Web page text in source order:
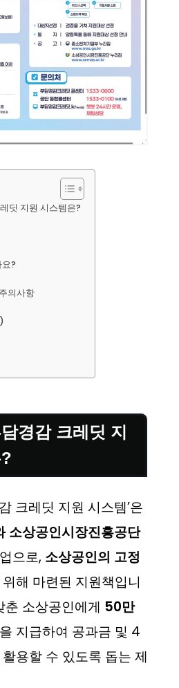
딧 지원 시스템은?
?
의사항
경감 크레딧 지
크레딧 지원 시스템’은
소상공인시장진흥공단
으로, 소상공인의 고정
해 마련된 지원책입니
춘 소상공인에게 50만
을 지급하여 공과금 및 4
용할 수 있도록 돕는 제